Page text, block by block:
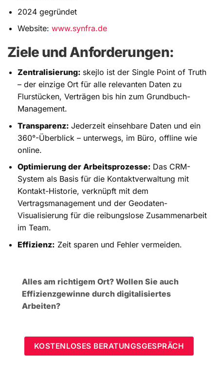
2024 gegründet
Website: www.synfra.de
Ziele und Anforderungen:
Zentralisierung: skejlo ist der Single Point of Truth
– der einzige Ort für alle relevanten Daten zu
Flurstücken, Verträgen bis hin zum Grundbuch-
Management.
Transparenz: Jederzeit einsehbare Daten und ein
360°-Überblick – unterwegs, im Büro, offline wie
online.
Optimierung der Arbeitsprozesse: Das CRM-
System als Basis für die Kontaktverwaltung mit
Kontakt-Historie, verknüpft mit dem
Vertragsmanagement und der Geodaten-
Visualisierung für die reibungslose Zusammenarbeit
im Team.
Effizienz: Zeit sparen und Fehler vermeiden.
Alles am richtigem Ort? Wollen Sie auch
Effizienzgewinne durch digitalisiertes
Arbeiten?
KOSTENLOSES BERATUNGSGESPRÄCH